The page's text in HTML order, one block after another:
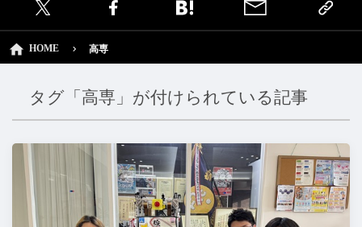
HOME 高専
タグ「高専」が付けられている記事